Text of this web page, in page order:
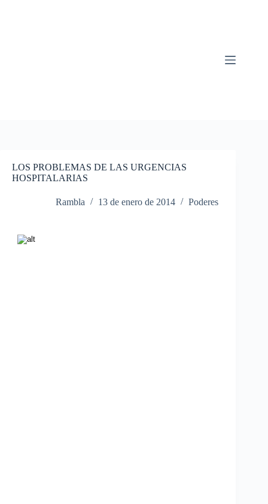
LOS PROBLEMAS DE LAS URGENCIAS
HOSPITALARIAS
Rambla 13 de enero de 2014 Poderes